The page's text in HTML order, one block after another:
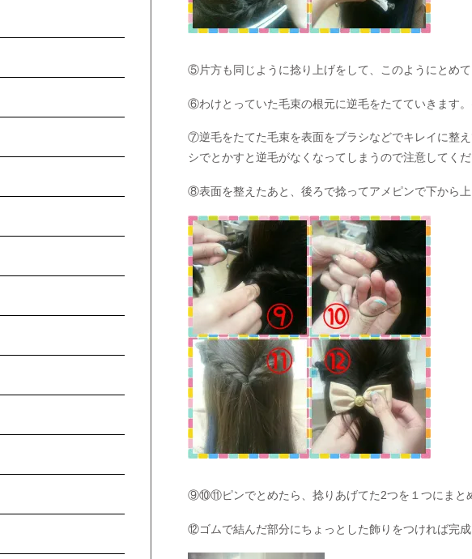
⑤片方も同じように捻り上げをして、このようにとめて
⑥わけとっていた毛束の根元に逆毛をたてていきます
⑦逆毛をたてた毛束を表面をブラシなどでキレイに整
シでとかすと逆毛がなくなってしまうので注意してく
⑧表面を整えたあと、後ろで捻ってアメピンで下から
⑨⑩⑪ピンでとめたら、捻りあげてた2つを１つにまと
⑫ゴムで結んだ部分にちょっとした飾りをつければ完成